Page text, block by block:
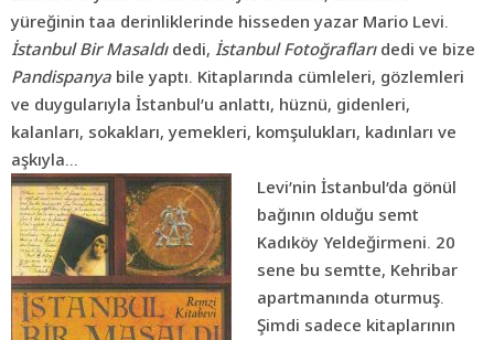
yüreğinin taa derinliklerinde hisseden yazar Mario Levi.
İstanbul Bir Masaldıdedi, İstanbul Fotoğraflarıdedi ve bize
Pandispanya bile yaptı. Kitaplarında cümleleri, gözlemleri
ve duygularıyla İstanbul’u anlattı, hüznü, gidenleri,
kalanları, sokakları, yemekleri, komşulukları, kadınları ve
aşkıyla…
Levi’nin İstanbul’da gönül
bağının olduğu semt
Kadıköy Yeldeğirmeni. 20
sene bu semtte, Kehribar
apartmanında oturmuş.
Şimdi sadece kitaplarının